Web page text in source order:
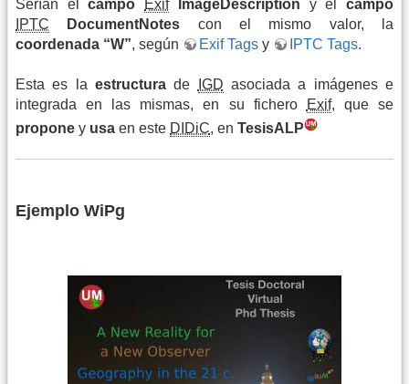
Serían elcampo Exif ImageDescription y elcampo
IPTC
DocumentNotes con el mismo valor, la
coordenada “W”, según Exif Tags y IPTC Tags.
Esta es la estructura de IGD asociada a imágenes e
integrada en las mismas, en su fichero
Exif, que se
propone y usa en este DIDiC, en TesisALP
Ejemplo WiPg